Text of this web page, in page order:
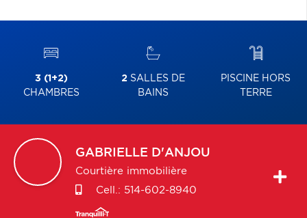
3 (1+2)
CHAMBRES
2 SALLES DE
BAINS
PISCINE HORS
TERRE
GABRIELLE D'ANJOU
Courtière immobilière
Cell.: 514-602-8940